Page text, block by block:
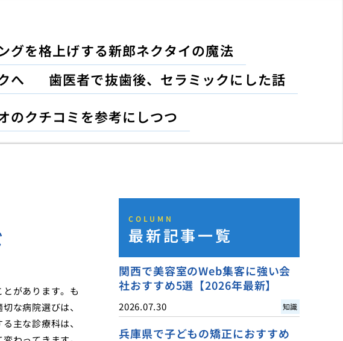
グを格上げする新郎ネクタイの魔法
へ
歯医者で抜歯後、セラミックにした話
のクチコミを参考にしつつ
があります。も
な病院選びは、
主な診療科は、
COLUMN
最新記事一覧
関西で美容室のWeb集客に強い会
社おすすめ5選【2026年最新】
2026.07.30 知識
兵庫県で子どもの矯正におすすめ